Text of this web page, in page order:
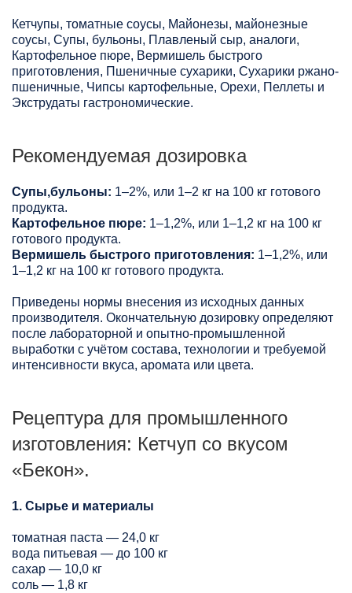
Кетчупы, томатные соусы, Майонезы, майонезные
соусы, Супы, бульоны, Плавленый сыр, аналоги,
Картофельное пюре, Вермишель быстрого
приготовления, Пшеничные сухарики, Сухарики ржано-
пшеничные, Чипсы картофельные, Орехи, Пеллеты и
Экструдаты гастрономические.
Рекомендуемая дозировка
Супы,бульоны: 1–2%, или 1–2 кг на 100 кг готового
продукта.
Картофельное пюре: 1–1,2%, или 1–1,2 кг на 100 кг
готового продукта.
Вермишель быстрого приготовления: 1–1,2%, или
1–1,2 кг на 100 кг готового продукта.
Приведены нормы внесения из исходных данных
производителя. Окончательную дозировку определяют
после лабораторной и опытно-промышленной
выработки с учётом состава, технологии и требуемой
интенсивности вкуса, аромата или цвета.
Рецептура для промышленного
изготовления: Кетчуп со вкусом
«Бекон».
1. Сырье и материалы
томатная паста — 24,0 кг
вода питьевая — до 100 кг
сахар — 10,0 кг
соль — 1,8 кг